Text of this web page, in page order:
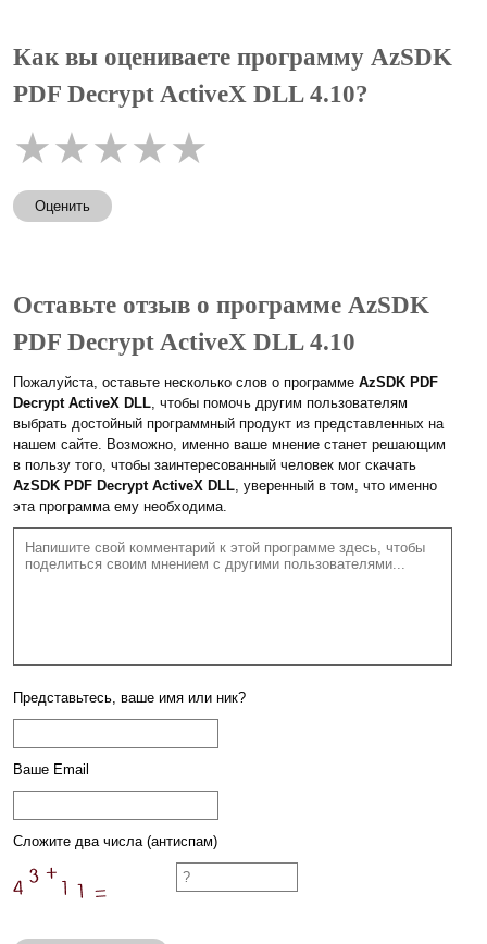
Как вы оцениваете программу AzSDK
PDF Decrypt ActiveX DLL 4.10?
★★★★★
Оценить
Оставьте отзыв о программе AzSDK
PDF Decrypt ActiveX DLL 4.10
Пожалуйста, оставьте несколько слов о программе AzSDK PDF
Decrypt ActiveX DLL, чтобы помочь другим пользователям
выбрать достойный программный продукт из представленных на
нашем сайте. Возможно, именно ваше мнение станет решающим
в пользу того, чтобы заинтересованный человек мог скачать
AzSDK PDF Decrypt ActiveX DLL, уверенный в том, что именно
эта программа ему необходима.
Представьтесь, ваше имя или ник?
Ваше Email
Сложите два числа (антиспам)